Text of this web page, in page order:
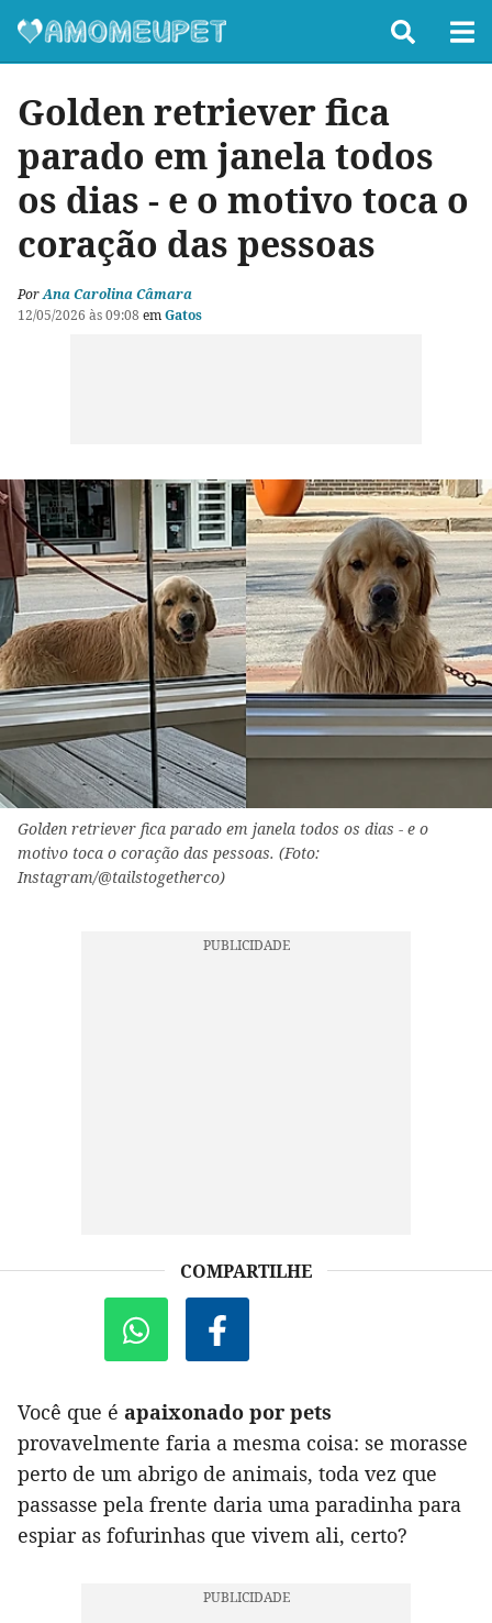
Golden retriever fica
parado em janela todos
os dias - e o motivo toca o
coração das pessoas
PorAna Carolina Câmara
12/05/2026 às 09:08 emGatos
Golden retriever fica parado em janela todos os dias - e o
motivo toca o coração das pessoas. (Foto:
Instagram/@tailstogetherco)
COMPARTILHE
Você que é apaixonado por pets
provavelmente faria a mesma coisa: se morasse
perto de um abrigo de animais, toda vez que
passasse pela frente daria uma paradinha para
espiar as fofurinhas que vivem ali, certo?